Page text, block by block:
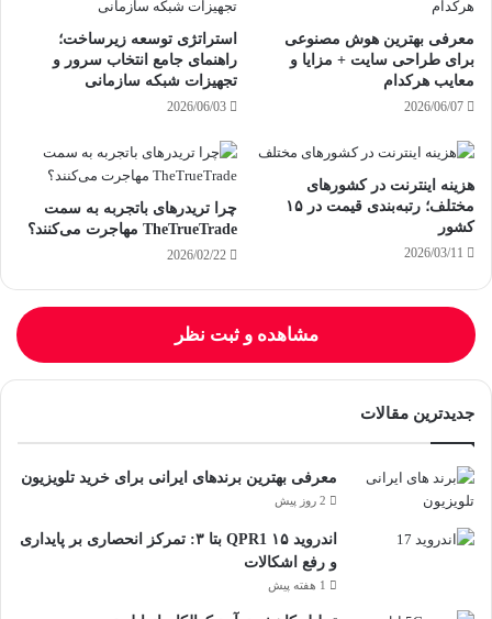
معرفی بهترین هوش مصنوعی
برای طراحی سایت + مزایا و
معایب هرکدام
2026/06/07
استراتژی توسعه زیرساخت؛
راهنمای جامع انتخاب سرور و
تجهیزات شبکه سازمانی
2026/06/03
هزینه اینترنت در کشورهای
مختلف؛ رتبه‌بندی قیمت در ۱۵
کشور
2026/03/11
چرا تریدرهای باتجربه به سمت
TheTrueTrade مهاجرت می‌کنند؟
2026/02/22
مشاهده و ثبت نظر
جدیدترین مقالات
معرفی بهترین برندهای ایرانی برای خرید تلویزیون
2 روز پیش
اندروید ۱۵ QPR1 بتا ۳: تمرکز انحصاری بر پایداری
و رفع اشکالات
1 هفته پیش